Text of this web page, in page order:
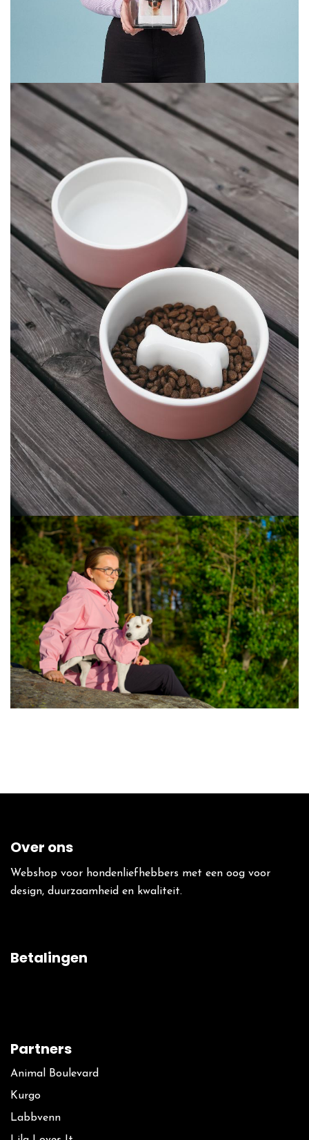
Over ons
Webshop voor hondenliefhebbers met een oog voor
design, duurzaamheid en kwaliteit.
Betalingen
Partners
Animal Boulevard
Kurgo
La​bbvenn